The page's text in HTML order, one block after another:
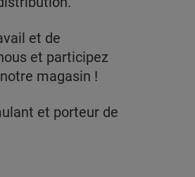
et de
et participez
magasin !
et porteur de